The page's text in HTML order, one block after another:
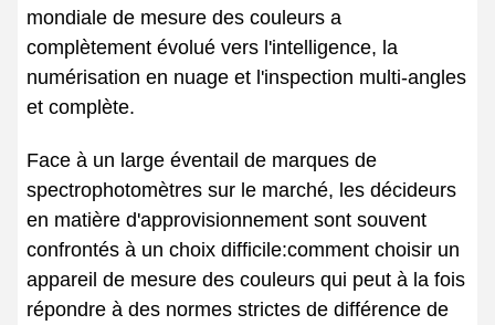
mondiale de mesure des couleurs a
complètement évolué vers l'intelligence, la
numérisation en nuage et l'inspection multi-angles
et complète.
Face à un large éventail de marques de
spectrophotomètres sur le marché, les décideurs
en matière d'approvisionnement sont souvent
confrontés à un choix difficile:comment choisir un
appareil de mesure des couleurs qui peut à la fois
répondre à des normes strictes de différence de